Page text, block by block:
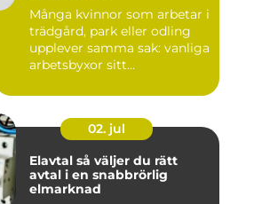
Många kvinnor som arbetar i
trädgård, park eller odling
upplever samma sak: vanliga
arbetsbyxor sitt...
02. jul
Elavtal så väljer du rätt
avtal i en snabbrörlig
elmarknad